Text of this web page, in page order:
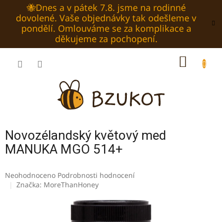
obsah
🐝Dnes a v pátek 7.8. jsme na rodinné
dovolené. Vaše objednávky tak odešleme v
pondělí. Omlouváme se za komplikace a
děkujeme za pochopení.
Novozélandský květový med
MANUKA MGO 514+
Průměrné
hodnocení
Neohodnoceno Podrobnosti hodnocení
Značka: MoreThanHoney